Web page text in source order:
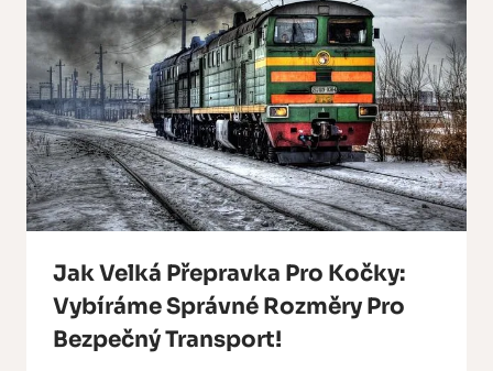
Jak Velká Přepravka Pro Kočky:
Vybíráme Správné Rozměry Pro
Bezpečný Transport!